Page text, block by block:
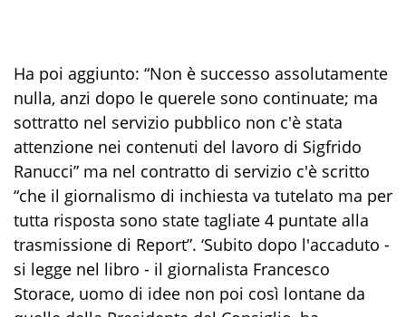
Ha poi aggiunto: “Non è successo assolutamente
nulla, anzi dopo le querele sono continuate; ma
sottratto nel servizio pubblico non c'è stata
attenzione nei contenuti del lavoro di Sigfrido
Ranucci” ma nel contratto di servizio c'è scritto
“che il giornalismo di inchiesta va tutelato ma per
tutta risposta sono state tagliate 4 puntate alla
trasmissione di Report”. ‘Subito dopo l'accaduto -
si legge nel libro - il giornalista Francesco
Storace, uomo di idee non poi così lontane da